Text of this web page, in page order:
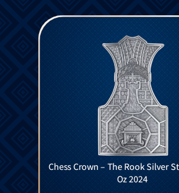
Chess Crown – The Rook Silver
Oz 2024